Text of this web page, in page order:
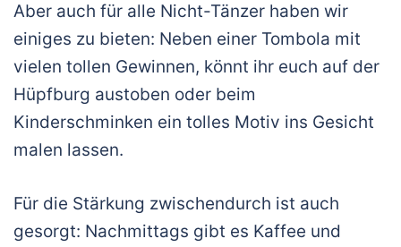
Aber auch für alle Nicht-Tänzer haben wir
einiges zu bieten: Neben einer Tombola mit
vielen tollen Gewinnen, könnt ihr euch auf der
Hüpfburg austoben oder beim
Kinderschminken ein tolles Motiv ins Gesicht
malen lassen.
Für die Stärkung zwischendurch ist auch
gesorgt: Nachmittags gibt es Kaffee und